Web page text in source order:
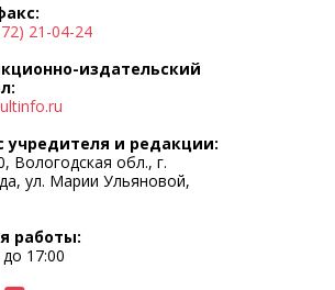
21-04-24
издательский
учредителя и редакции:
Вологодская обл., г.
ул. Марии Ульяновой,
работы:
17:00